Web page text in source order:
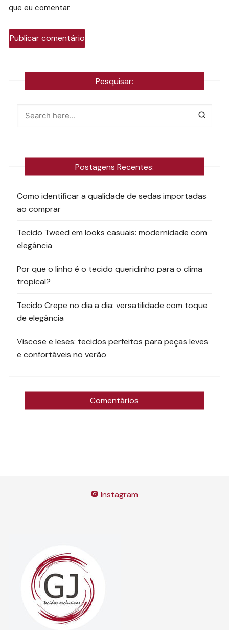
que eu comentar.
Pesquisar:
Postagens Recentes:
Como identificar a qualidade de sedas importadas
ao comprar
Tecido Tweed em looks casuais: modernidade com
elegância
Por que o linho é o tecido queridinho para o clima
tropical?
Tecido Crepe no dia a dia: versatilidade com toque
de elegância
Viscose e leses: tecidos perfeitos para peças leves
e confortáveis no verão
Comentários
Instagram